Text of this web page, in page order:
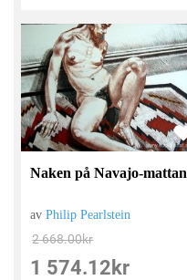
Naken på Navajo-mattan
avPhilip Pearlstein
2 668.00kr
1 574.12 kr